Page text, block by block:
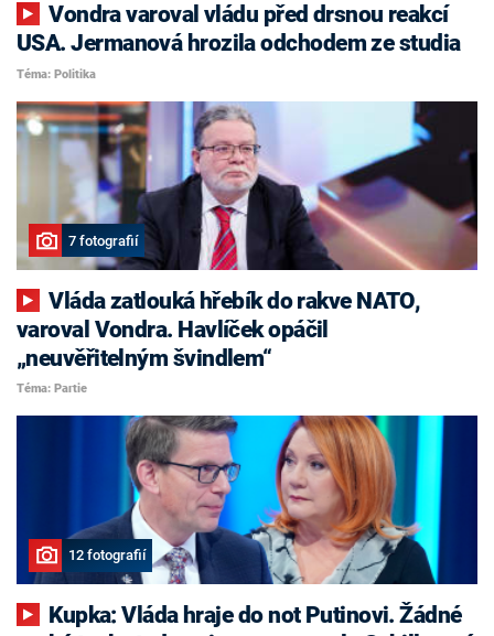
Vondra varoval vládu před drsnou reakcí
USA. Jermanová hrozila odchodem ze studia
Téma: Politika
7 fotografií
Vláda zatlouká hřebík do rakve NATO,
varoval Vondra. Havlíček opáčil
„neuvěřitelným švindlem“
Téma: Partie
12 fotografií